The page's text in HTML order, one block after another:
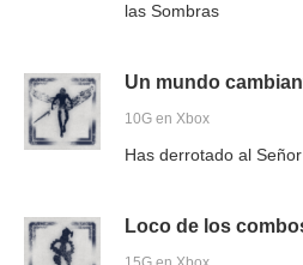
las Sombras
Un mundo
10G en Xbox
Has derrotado al
Loco de los